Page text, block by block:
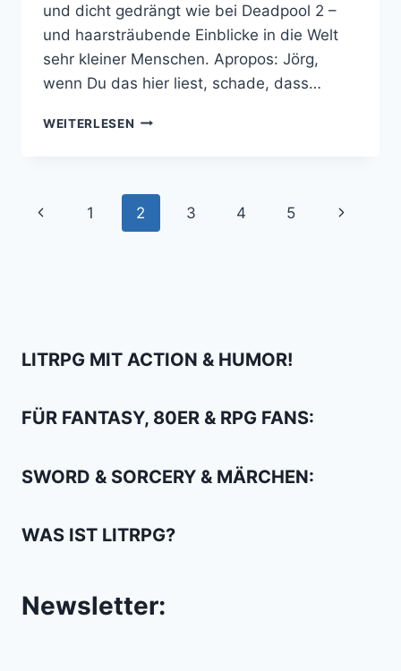
und dicht gedrängt wie bei Deadpool 2 –
und haarsträubende Einblicke in die Welt
sehr kleiner Menschen. Apropos: Jörg,
wenn Du das hier liest, schade, dass…
WEITERLESEN ANT-
WASP
IST
FUN
Seitennavigation
Vorherige
1 2 3 4 5
Nächste
LITRPG MIT ACTION & HUMOR!
FÜR FANTASY, 80ER & RPG FANS:
SWORD & SORCERY & MÄRCHEN:
WAS IST LITRPG?
Newsletter: